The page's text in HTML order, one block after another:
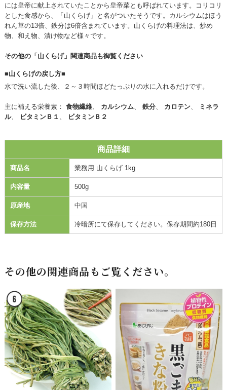
には皇帝に献上されていたことから皇帝菜とも呼ばれています。コリコリ
とした食感から、「山くらげ」と名がついたそうです。カルシウムはほう
れん草の13倍、鉄分は6倍含まれています。山くらげの料理法は、炒め
物、和え物、漬け物など様々です。
その他の「山くらげ」関連商品も御覧ください
■山くらげの戻し方■
水で洗い流した後、２～３時間ほどたっぷりの水に入れるだけです。
主に補える栄養素： 食物繊維、 カルシウム、 鉄分、 カロテン、
ミネラ
ル、 ビタミンＢ１ 、 ビタミンＢ２
商品詳細
商品名 業務用 山くらげ 1kg
内容量 500g
原産地 中国
保存方法 冷暗所にて保存してください。保存期間約180日
その他の関連商品もご覧ください。